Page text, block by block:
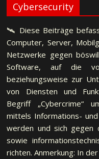
Cybersecurity
🛰 Diese Beiträge
Computer, Server,
Netzwerke gegen
Software, auf die
beziehungsweise zur
von Diensten und
Begriff „Cybercrime“
mittels Informations-
werden und sich
sowie
richten. Anmerkung: In